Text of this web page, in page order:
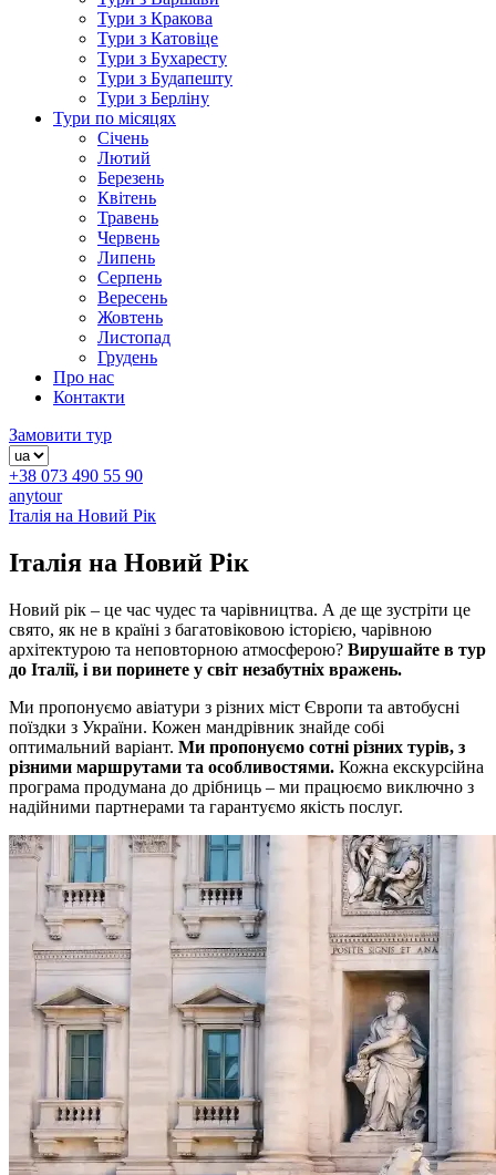
Тури з Кракова
Тури з Катовіце
Тури з Бухаресту
Тури з Будапешту
Тури з Берліну
Тури по місяцях
Січень
Лютий
Березень
Квітень
Травень
Червень
Липень
Серпень
Вересень
Жовтень
Листопад
Грудень
Про нас
Контакти
Замовити тур
+38 073 490 55 90
anytour
Італія на Новий Рік
Італія на Новий Рік
Новий рік – це час чудес та чарівництва. А де ще зустріти це
свято, як не в країні з багатовіковою історією, чарівною
архітектурою та неповторною атмосферою? Вирушайте в тур
до Італії, і ви поринете у світ незабутніх вражень.
Ми пропонуємо авіатури з різних міст Європи та автобусні
поїздки з України. Кожен мандрівник знайде собі
оптимальний варіант. Ми пропонуємо сотні різних турів, з
різними маршрутами та особливостями. Кожна екскурсійна
програма продумана до дрібниць – ми працюємо виключно з
надійними партнерами та гарантуємо якість послуг.